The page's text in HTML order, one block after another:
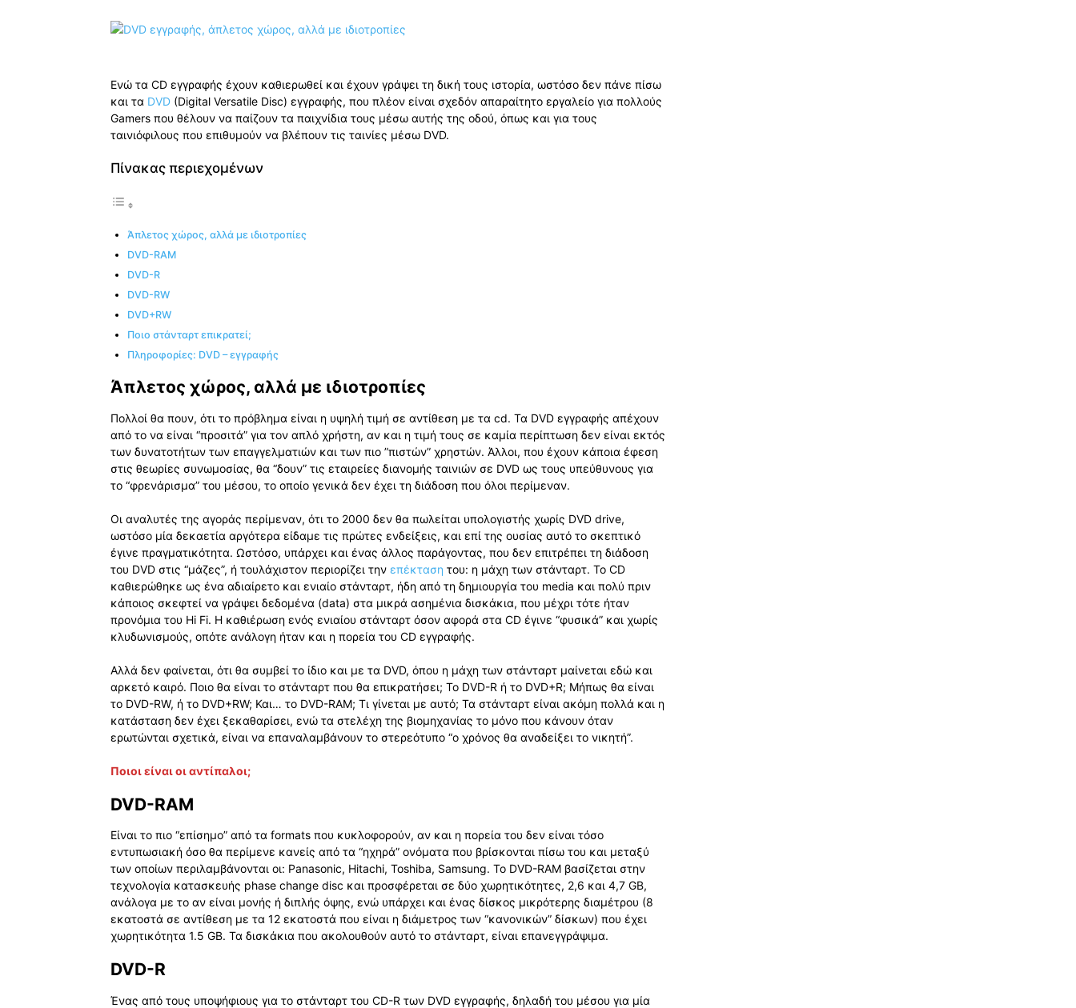
Ενώ τα CD εγγραφής έχουν καθιερωθεί και έχουν γράψει τη δική τους ιστορία, ωστόσο δεν πάνε πίσω
και τα DVD (Digital Versatile Disc) εγγραφής, που πλέον είναι σχεδόν απαραίτητο εργαλείο για πολλούς
Gamers που θέλουν να παίζουν τα παιχνίδια τους μέσω αυτής της οδού, όπως και για τους
ταινιόφιλους που επιθυμούν να βλέπουν τις ταινίες μέσω DVD.
Πίνακας περιεχομένων
Άπλετος χώρος, αλλά με ιδιοτροπίες
DVD-RAM
DVD-R
DVD-RW
DVD+RW
Ποιο στάνταρτ επικρατεί;
Πληροφορίες: DVD – εγγραφής
Άπλετος χώρος, αλλά με ιδιοτροπίες
Πολλοί θα πουν, ότι το πρόβλημα είναι η υψηλή τιμή σε αντίθεση με τα cd. Τα DVD εγγραφής απέχουν
από το να είναι “προσιτά” για τον απλό χρήστη, αν και η τιμή τους σε καμία περίπτωση δεν είναι εκτός
των δυνατοτήτων των επαγγελματιών και των πιο ”πιστών” χρηστών. Άλλοι, που έχουν κάποια έφεση
στις θεωρίες συνωμοσίας, θα “δουν” τις εταιρείες διανομής ταινιών σε DVD ως τους υπεύθυνους για
το “φρενάρισμα” του μέσου, το οποίο γενικά δεν έχει τη διάδοση που όλοι περίμεναν.
Οι αναλυτές της αγοράς περίμεναν, ότι το 2000 δεν θα πωλείται υπολογιστής χωρίς DVD drive,
ωστόσο μία δεκαετία αργότερα είδαμε τις πρώτες ενδείξεις, και επί της ουσίας αυτό το σκεπτικό
έγινε πραγματικότητα. Ωστόσο, υπάρχει και ένας άλλος παράγοντας, που δεν επιτρέπει τη διάδοση
του DVD στις “μάζες”, ή τουλάχιστον περιορίζει την επέκταση του: η μάχη των στάνταρτ. Το CD
καθιερώθηκε ως ένα αδιαίρετο και ενιαίο στάνταρτ, ήδη από τη δημιουργία του media και πολύ πριν
κάποιος σκεφτεί να γράψει δεδομένα (data) στα μικρά ασημένια δισκάκια, που μέχρι τότε ήταν
προνόμια του Hi Fi. Η καθιέρωση ενός ενιαίου στάνταρτ όσον αφορά στα CD έγινε “φυσικά” και χωρίς
κλυδωνισμούς, οπότε ανάλογη ήταν και η πορεία του CD εγγραφής.
Αλλά δεν φαίνεται, ότι θα συμβεί το ίδιο και με τα DVD, όπου η μάχη των στάνταρτ μαίνεται εδώ και
αρκετό καιρό. Ποιο θα είναι το στάνταρτ που θα επικρατήσει; Το DVD-R ή το DVD+R; Μήπως θα είναι
το DVD-RW, ή το DVD+RW; Και… το DVD-RAM; Τι γίνεται με αυτό; Τα στάνταρτ είναι ακόμη πολλά και η
κατάσταση δεν έχει ξεκαθαρίσει, ενώ τα στελέχη της βιομηχανίας το μόνο που κάνουν όταν
ερωτώνται σχετικά, είναι να επαναλαμβάνουν το στερεότυπο “ο χρόνος θα αναδείξει το νικητή”.
Ποιοι είναι οι αντίπαλοι;
DVD-RAM
Είναι το πιο “επίσημο” από τα formats που κυκλοφορούν, αν και η πορεία του δεν είναι τόσο
εντυπωσιακή όσο θα περίμενε κανείς από τα “ηχηρά” ονόματα που βρίσκονται πίσω του και μεταξύ
των οποίων περιλαμβάνονται οι: Panasonic, Hitachi, Toshiba, Samsung. Το DVD-RAM βασίζεται στην
τεχνολογία κατασκευής phase change disc και προσφέρεται σε δύο χωρητικότητες, 2,6 και 4,7 GB,
ανάλογα με το αν είναι μονής ή διπλής όψης, ενώ υπάρχει και ένας δίσκος μικρότερης διαμέτρου (8
εκατοστά σε αντίθεση με τα 12 εκατοστά που είναι η διάμετρος των “κανονικών” δίσκων) που έχει
χωρητικότητα 1.5 GB. Τα δισκάκια που ακολουθούν αυτό το στάνταρτ, είναι επανεγγράψιμα.
DVD-R
Ένας από τους υποψήφιους για το στάνταρτ του CD-R των DVD εγγραφής, δηλαδή του μέσου για μία